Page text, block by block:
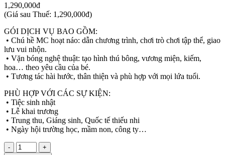
1,290,000đ
(Giá sau Thuế: 1,290,000đ)
GÓI DỊCH VỤ BAO GỒM:
• Chú hề MC hoạt náo: dẫn chương trình, chơi trò chơi tập thể, giao
lưu vui nhộn.
• Vặn bóng nghệ thuật: tạo hình thú bông, vương miện, kiếm,
hoa… theo yêu cầu của bé.
• Tương tác hài hước, thân thiện và phù hợp với mọi lứa tuổi.
PHÙ HỢP VỚI CÁC SỰ KIỆN:
• Tiệc sinh nhật
• Lễ khai trương
• Trung thu, Giáng sinh, Quốc tế thiếu nhi
• Ngày hội trường học, mầm non, công ty…
-
+